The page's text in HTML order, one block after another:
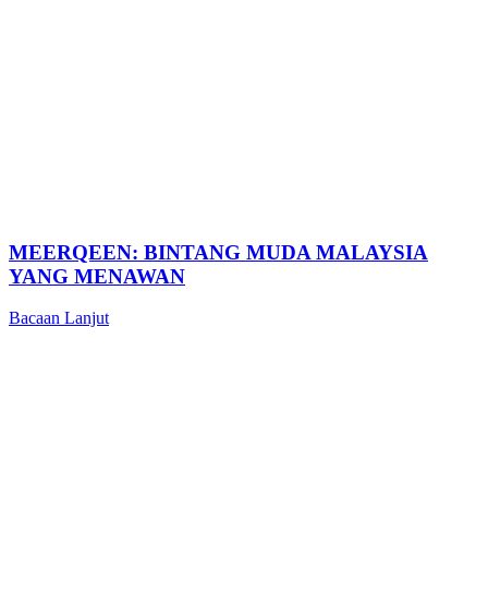
MEERQEEN: BINTANG MUDA MALAYSIA
YANG MENAWAN
Bacaan Lanjut